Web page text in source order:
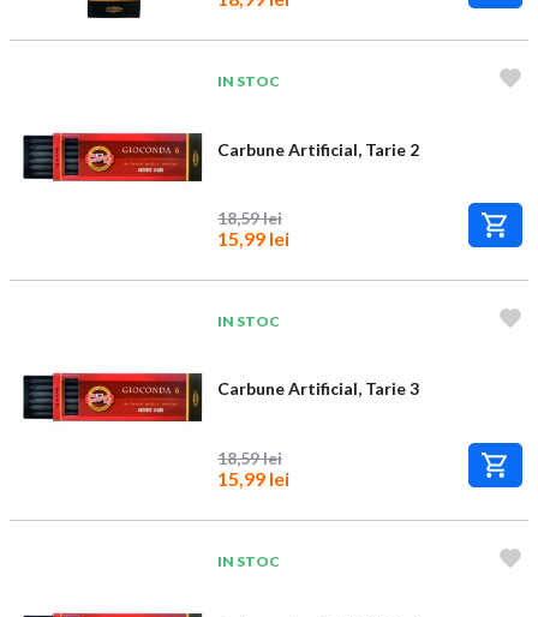
IN STOC
Carbune Artificial, Tarie 2
18,59 lei
15,99 lei
IN STOC
Carbune Artificial, Tarie 3
18,59 lei
15,99 lei
IN STOC